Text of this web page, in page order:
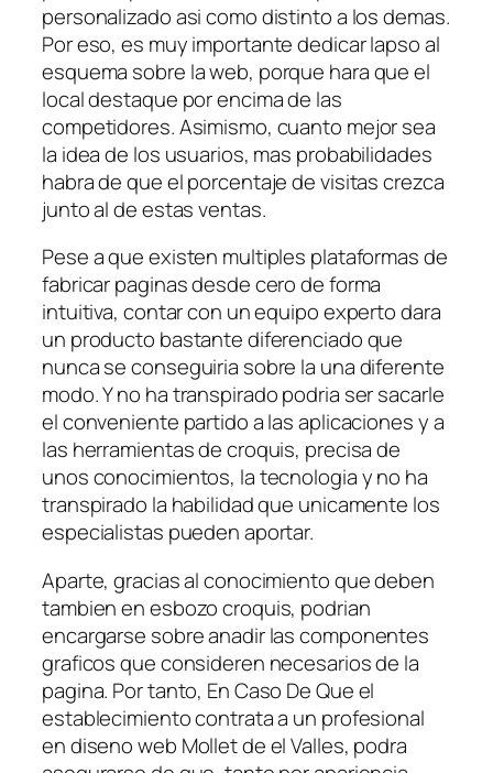
personalizado asi­ como distinto a los demas.
Por eso, es muy importante dedicar lapso al
esquema sobre la web, porque hara que el
local destaque por encima de las
competidores. Asimismo, cuanto mejor sea
la idea de los usuarios, mas probabilidades
habra de que el porcentaje de visitas crezca
junto al de estas ventas.
Pese a que existen multiples plataformas de
fabricar paginas desde cero de forma
intuitiva, contar con un equipo experto dara
un producto bastante diferenciado que
nunca se conseguiria sobre la una diferente
modo. Y no ha transpirado podri­a ser sacarle
el conveniente partido a las aplicaciones y a
las herramientas de croquis, precisa de
unos conocimientos, la tecnologi­a y no ha
transpirado la habilidad que unicamente los
especialistas pueden aportar.
Aparte, gracias al conocimiento que deben
tambien en esbozo croquis, podri­an
encargarse sobre anadir las componentes
graficos que consideren necesarios de la
pagina. Por tanto, En Caso De Que el
establecimiento contrata a un profesional
en diseno web Mollet de el Valles, podra